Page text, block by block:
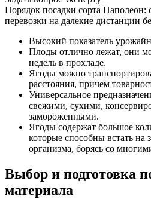
Порядок посадки сорта Наполеон:
перевозки на далекие дистанции
Высокий показатель
Плоды отлично лежат, они
недель в прохладе.
Ягоды можно
расстояния, причем
Универсальное
свежими, сухими,
замороженными.
Ягоды содержат большое
которые способны встать на
организма, борясь со
Выбор и подготовка
материала